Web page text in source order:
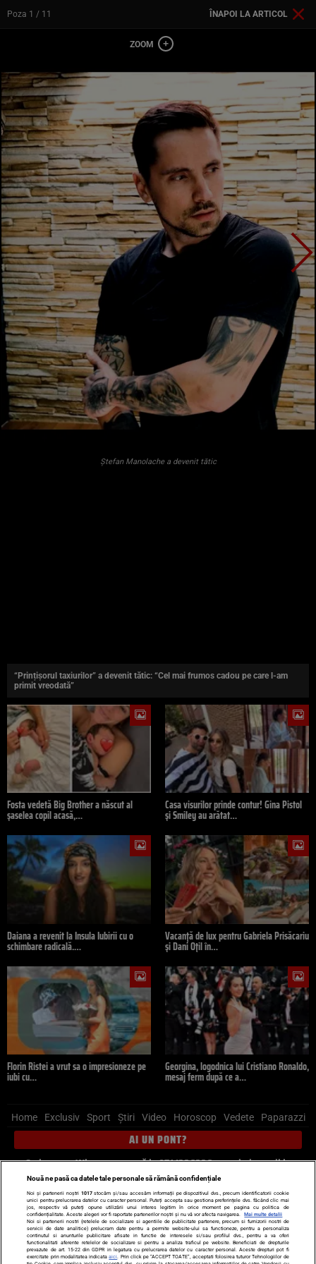
Poza 1 / 11 ÎNAPOI LA ARTICOL
Ștefan Manolache a devenit tătic
“Prințișorul taxiurilor” a devenit tătic: “Cel mai frumos cadou pe care l-am
primit vreodată”
Fosta vedetă Big Brother a născut al
șaselea copil acasă,…
Casa visurilor prinde contur! Gina Pistol
și Smiley au arătat…
Daiana a revenit la Insula Iubirii cu o
schimbare radicală.…
Vacanță de lux pentru Gabriela Prisăcariu
și Dani Oțil în…
Florin Ristei a vrut sa o impresioneze pe
iubi cu…
Georgina, logodnica lui Cristiano Ronaldo,
mesaj ferm după ce a…
Home Exclusiv Sport Știri Video Horoscop Vedete Paparazzi
AI UN PONT?
Scrie-ne pe Whatsapp, sună la 0741226226 sau trimite mail la
pont@cancan.ro
Știri interne Știri externe
Politică
Ultimele stiri
Diete Insula Iubirii Dictionar de vise
LIFE STYLE
Horoscop
Nouă ne pasă ca datele tale personale să rămână confidențiale
Noi și partenerii noștri 1017stocăm și/sau accesăm informații pe dispozitivul dvs., precum identificatorii cookie
unici pentru prelucrarea datelor cu caracter personal. Puteți accepta sau gestiona preferințele dvs. făcând clic mai
jos, respectiv vă puteți opune utilizării unui interes legitim în orice moment pe pagina cu politica de
confidențialitate. Aceste alegeri vor fi raportate partenerilor noștri și nu vă vor afecta navigarea.
Mai multe detalii
Noi si partenerii nostri (retelele de socializare si agentiile de publicitate partenere, precum si furnizorii nostri de
servicii de date analitice) prelucram date pentru a permite website-ului sa functioneze, pentru a personaliza
continutul si anunturile publicitare afisate in functie de interesele si/sau profilul dvs., pentru a va oferi
functionalitati aferente retelelor de socializare si pentru a analiza traficul pe website. Beneficiati de drepturile
prevazute de art. 15-22 din GDPR in legatura cu prelucrarea datelor cu caracter personal. Aceste drepturi pot fi
exercitate prin modalitatea indicataaici . Prin click pe “ACCEPT TOATE”, acceptati folosirea tuturor Tehnologiilor de